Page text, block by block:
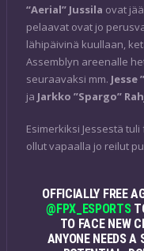
“Aerial” Jussila ovat
pelaavat ovat jo
lähipäivinä kuullaan,
Assemblyn areenalle
seuraavaksi mm. Jesse
ja Jarkko ”Spargo”
Esimerkiksi Jessestä
ollut vapaalla jo reilut
OFFICIALLY FREE
@FPX_ESPORTS
TO FACE NEW
ANYONE NEEDS A